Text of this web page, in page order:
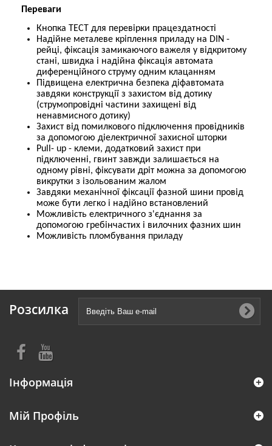
Переваги
Кнопка ТЕСТ для перевірки працездатності
Надійне металеве кріплення приладу на DIN -
рейці, фіксація замикаючого важеля у відкритому
стані, швидка і надійна фіксація автомата
диференційного струму одним клацанням
Підвищена електрична безпека діфавтомата
завдяки конструкції з захистом від дотику
(струмопровідні частини захищені від
ненавмисного дотику)
Захист від помилкового підключення провідників
за допомогою діелектричної захисної шторки
Pull- up - клеми, додатковий захист при
підключенні, гвинт завжди залишається на
одному рівні, фіксувати дріт можна за допомогою
викрутки з ізольованим жалом
Завдяки механічної фіксації фазной шини провід
може бути легко і надійно встановлений
Можливість електричного з'єднання за
допомогою гребінчастих і вилочних фазних шин
Можливість пломбування приладу
Розсилка
Інформація
Мій Профіль